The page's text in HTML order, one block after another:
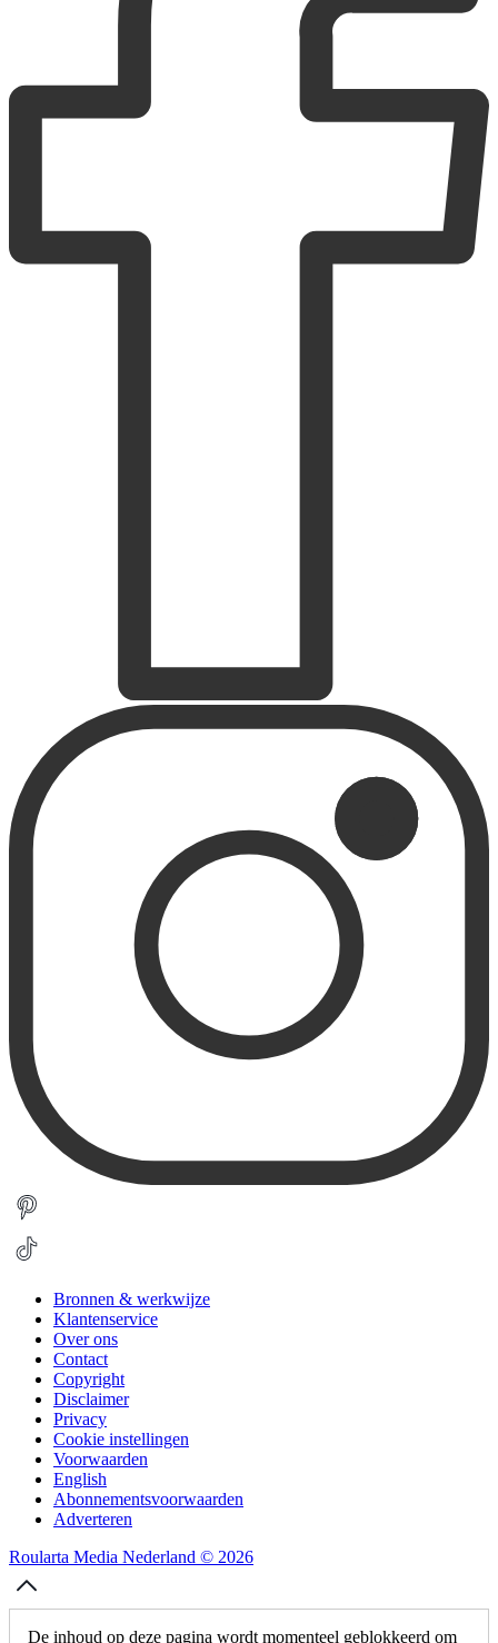
Bronnen & werkwijze
Klantenservice
Over ons
Contact
Copyright
Disclaimer
Privacy
Cookie instellingen
Voorwaarden
English
Abonnementsvoorwaarden
Adverteren
Roularta Media Nederland © 2026
De inhoud op deze pagina wordt momenteel geblokkeerd om